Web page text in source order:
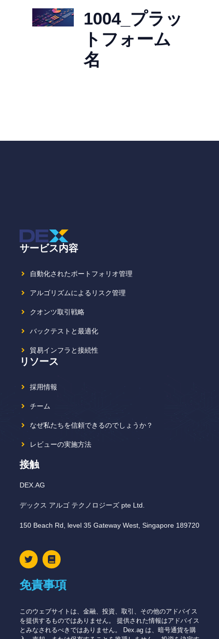
1004_プラッ
トフォーム
名
サービス内容
自動化されたポートフォリオ管理
アルゴリズムによるリスク管理
クオンツ取引戦略
バックテストと最適化
貿易インフラと接続性
リソース
採用情報
チーム
なぜ私たちを信頼できるのでしょうか？
レビューの実施方法
接触
DEX.AG
デックス アルゴ テクノロジーズ pte Ltd.
150 Beach Rd, level 35 Gateway West, Singapore 189720
免責事項
このウェブサイトは、金融、投資、取引、その他のアドバイス
を提供するものではありません。 提供された情報はアドバイス
とみなされるべきではありません。 Dex.ag は、暗号通貨を購